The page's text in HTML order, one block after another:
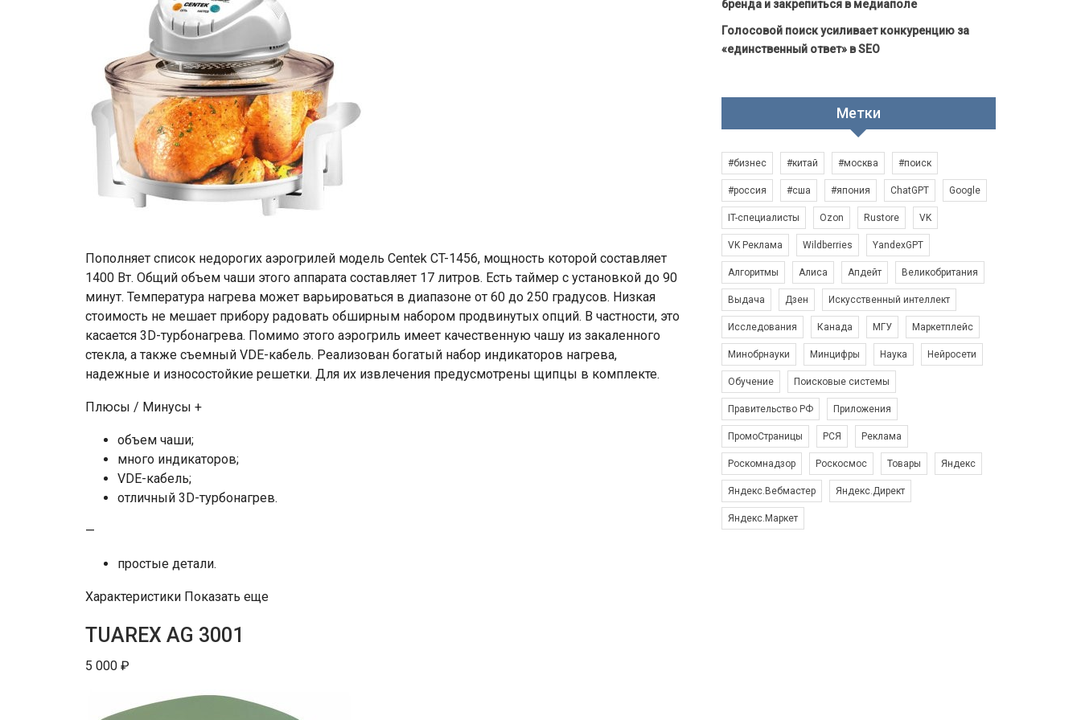
Пополняет список недорогих аэрогрилей модель Centek CT-1456, мощность которой составляет
1400 Вт. Общий объем чаши этого аппарата составляет 17 литров. Есть таймер с установкой до 90
минут. Температура нагрева может варьироваться в диапазоне от 60 до 250 градусов. Низкая
стоимость не мешает прибору радовать обширным набором продвинутых опций. В частности, это
касается 3D-турбонагрева. Помимо этого аэрогриль имеет качественную чашу из закаленного
стекла, а также съемный VDE-кабель. Реализован богатый набор индикаторов нагрева,
надежные и износостойкие решетки. Для их извлечения предусмотрены щипцы в комплекте.
Плюсы / Минусы +
объем чаши;
много индикаторов;
VDE-кабель;
отличный 3D-турбонагрев.
—
простые детали.
Характеристики Показать еще
TUAREX AG 3001
5 000 ₽
бренда и закрепиться в медиаполе
Голосовой поиск усиливает конкуренцию за
«единственный ответ» в SEO
Метки
#бизнес #китай #москва #поиск
#россия #сша #япония ChatGPT Google
IT-специалисты Ozon Rustore VK
VK Реклама Wildberries YandexGPT
Алгоритмы Алиса Апдейт Великобритания
Выдача Дзен Искусственный интеллект
Исследования Канада МГУ Маркетплейс
Минобрнауки Минцифры Наука Нейросети
Обучение Поисковые системы
Правительство РФ Приложения
ПромоСтраницы РСЯ Реклама
Роскомнадзор Роскосмос Товары Яндекс
Яндекс.Вебмастер Яндекс.Директ
Яндекс.Маркет